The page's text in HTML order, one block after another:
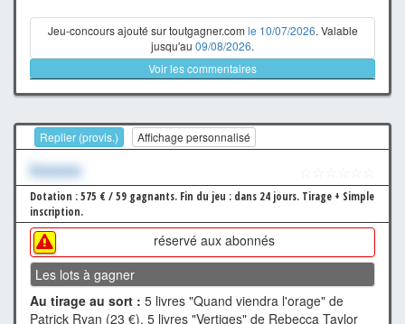
Jeu-concours ajouté sur toutgagner.com le 10/07/2026. Valable
jusqu'au 09/08/2026.
Voir les commentaires
Replier (provis.) Affichage personnalisé
Xxxxxxx
Dotation : 575 € / 59 gagnants. Fin du jeu : dans 24 jours. Tirage + Simple
inscription.
réservé aux abonnés
Les lots à gagner
Au tirage au sort : 5 livres "Quand viendra l'orage" de
Patrick Ryan (23 €), 5 livres "Vertiges" de Rebecca Taylor